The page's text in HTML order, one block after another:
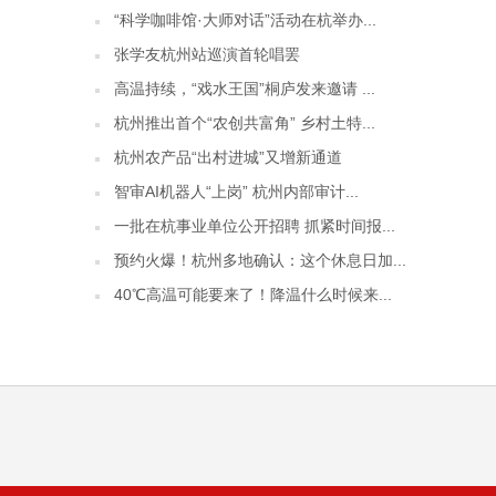
“科学咖啡馆·大师对话”活动在杭举办...
张学友杭州站巡演首轮唱罢
高温持续，“戏水王国”桐庐发来邀请 ...
杭州推出首个“农创共富角” 乡村土特...
杭州农产品“出村进城”又增新通道
智审AI机器人“上岗” 杭州内部审计...
一批在杭事业单位公开招聘 抓紧时间报...
预约火爆！杭州多地确认：这个休息日加...
40℃高温可能要来了！降温什么时候来...